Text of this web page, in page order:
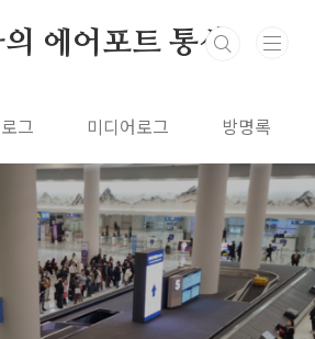
에어포트 통신
그 미디어로그 방명록